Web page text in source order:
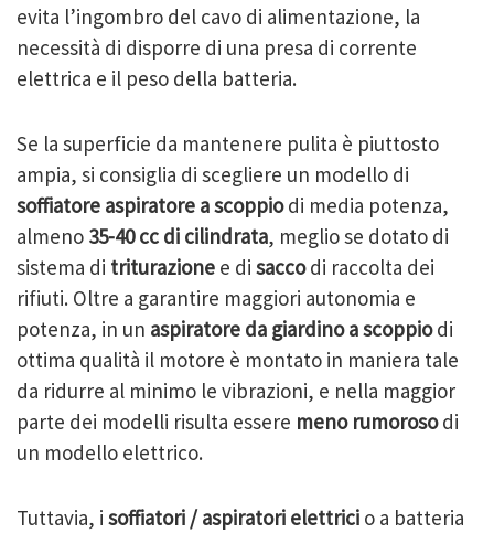
evita l’ingombro del cavo di alimentazione, la
necessità di disporre di una presa di corrente
elettrica e il peso della batteria.
Se la superficie da mantenere pulita è piuttosto
ampia, si consiglia di scegliere un modello di
soffiatore aspiratore a scoppiodi media potenza,
almeno 35-40 cc di cilindrata, meglio se dotato di
sistema di triturazione e di saccodi raccolta dei
rifiuti. Oltre a garantire maggiori autonomia e
potenza, in un aspiratore da giardino a scoppiodi
ottima qualità il motore è montato in maniera tale
da ridurre al minimo le vibrazioni, e nella maggior
parte dei modelli risulta essere meno rumorosodi
un modello elettrico.
Tuttavia, i soffiatori / aspiratori elettrici o a batteria